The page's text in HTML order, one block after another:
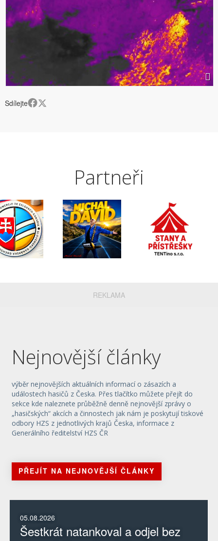
Sdílejte
Partneři
REKLAMA
Nejnovější články
výběr nejnovějších aktuálních informací o zásazích a
událostech hasičů z Česka. Přes tlačítko můžete přejít do
sekce kde naleznete průběžně denně nejnovější zprávy o
„hasičských“ akcích a činnostech jak nám je poskytují tiskové
odbory HZS z jednotlivých krajů Česka, informace z
Generálního ředitelství HZS ČR
PŘEJÍT NA NEJNOVĚJŠÍ ČLÁNKY
05.08.2026
Šestkrát natankoval a odjel bez